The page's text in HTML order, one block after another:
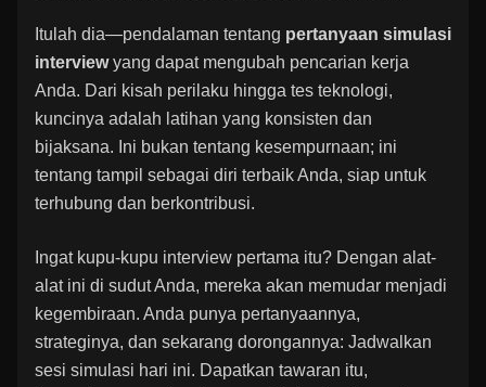
Itulah dia—pendalaman tentang pertanyaan simulasi
interviewyang dapat mengubah pencarian kerja
Anda. Dari kisah perilaku hingga tes teknologi,
kuncinya adalah latihan yang konsisten dan
bijaksana. Ini bukan tentang kesempurnaan; ini
tentang tampil sebagai diri terbaik Anda, siap untuk
terhubung dan berkontribusi.
Ingat kupu-kupu interview pertama itu? Dengan alat-
alat ini di sudut Anda, mereka akan memudar menjadi
kegembiraan. Anda punya pertanyaannya,
strateginya, dan sekarang dorongannya: Jadwalkan
sesi simulasi hari ini. Dapatkan tawaran itu,